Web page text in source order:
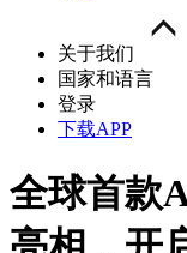
关于我们
国家和语言
登录
下载APP
全球首款